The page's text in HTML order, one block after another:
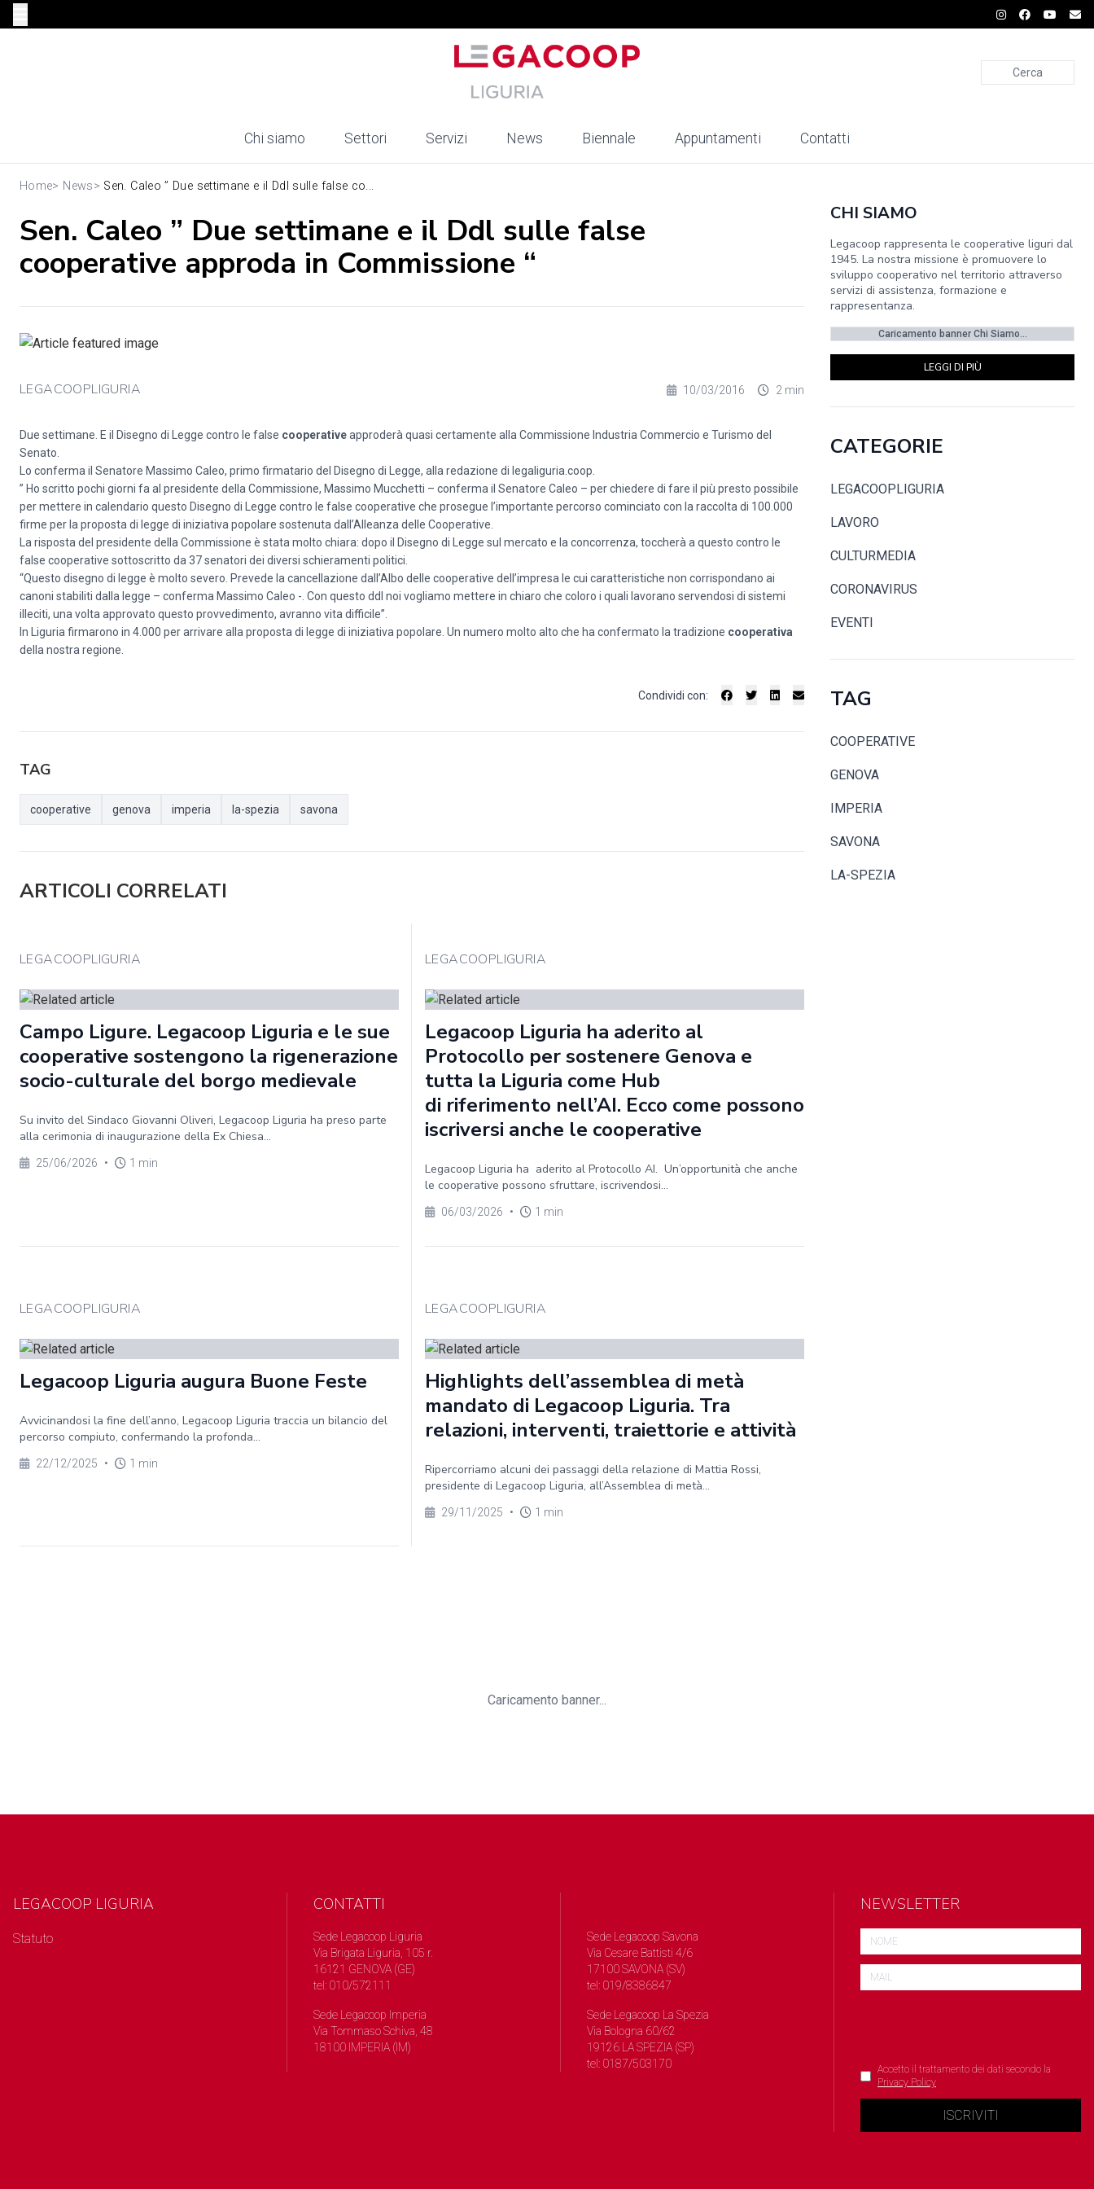
Cerca
Chi siamo Settori Servizi News Biennale Appuntamenti Contatti
Home> News> Sen. Caleo ” Due settimane e il Ddl sulle false co...
Sen. Caleo ” Due settimane e il Ddl sulle false
cooperative approda in Commissione “
LEGACOOPLIGURIA 10/03/2016 2 min
Due settimane. E il Disegno di Legge contro le false cooperativeapproderà quasi certamente alla Commissione Industria Commercio e Turismo del
Senato.
Lo conferma il Senatore Massimo Caleo, primo firmatario del Disegno di Legge, alla redazione di legaliguria.coop.
” Ho scritto pochi giorni fa al presidente della Commissione, Massimo Mucchetti – conferma il Senatore Caleo – per chiedere di fare il più presto possibile
per mettere in calendario questo Disegno di Legge contro le false cooperative che prosegue l’importante percorso cominciato con la raccolta di 100.000
firme per la proposta di legge di iniziativa popolare sostenuta dall’Alleanza delle Cooperative.
La risposta del presidente della Commissione è stata molto chiara: dopo il Disegno di Legge sul mercato e la concorrenza, toccherà a questo contro le
false cooperative sottoscritto da 37 senatori dei diversi schieramenti politici.
“Questo disegno di legge è molto severo. Prevede la cancellazione dall’Albo delle cooperative dell’impresa le cui caratteristiche non corrispondano ai
canoni stabiliti dalla legge – conferma Massimo Caleo -. Con questo ddl noi vogliamo mettere in chiaro che coloro i quali lavorano servendosi di sistemi
illeciti, una volta approvato questo provvedimento, avranno vita difficile”.
In Liguria firmarono in 4.000 per arrivare alla proposta di legge di iniziativa popolare. Un numero molto alto che ha confermato la tradizione cooperativa
della nostra regione.
Condividi con:
TAG
cooperative genova imperia la-spezia savona
ARTICOLI CORRELATI
LEGACOOPLIGURIA
Campo Ligure. Legacoop Liguria e le sue
cooperative sostengono la rigenerazione
socio-culturale del borgo medievale
Su invito del Sindaco Giovanni Oliveri, Legacoop Liguria ha preso parte
alla cerimonia di inaugurazione della Ex Chiesa...
25/06/2026 • 1 min
LEGACOOPLIGURIA
Legacoop Liguria ha aderito al
Protocollo per sostenere Genova e
tutta la Liguria come Hub
di riferimento nell’AI. Ecco come possono
iscriversi anche le cooperative
Legacoop Liguria ha aderito al Protocollo AI. Un’opportunità che anche
le cooperative possono sfruttare, iscrivendosi...
06/03/2026 • 1 min
LEGACOOPLIGURIA
Legacoop Liguria augura Buone Feste
Avvicinandosi la fine dell’anno, Legacoop Liguria traccia un bilancio del
percorso compiuto, confermando la profonda...
22/12/2025 • 1 min
LEGACOOPLIGURIA
Highlights dell’assemblea di metà
mandato di Legacoop Liguria. Tra
relazioni, interventi, traiettorie e attività
Ripercorriamo alcuni dei passaggi della relazione di Mattia Rossi,
presidente di Legacoop Liguria, all’Assemblea di metà...
29/11/2025 • 1 min
CHI SIAMO
Legacoop rappresenta le cooperative liguri dal
1945. La nostra missione è promuovere lo
sviluppo cooperativo nel territorio attraverso
servizi di assistenza, formazione e
rappresentanza.
Caricamento banner Chi Siamo...
LEGGI DI PIÙ
CATEGORIE
LEGACOOPLIGURIA
LAVORO
CULTURMEDIA
CORONAVIRUS
EVENTI
TAG
COOPERATIVE
GENOVA
IMPERIA
SAVONA
LA-SPEZIA
Caricamento banner...
LEGACOOP LIGURIA
Statuto
CONTATTI
Sede Legacoop Liguria
Via Brigata Liguria, 105 r.
16121 GENOVA (GE)
tel: 010/572111
Sede Legacoop Imperia
Via Tommaso Schiva, 48
18100 IMPERIA (IM)
Sede Legacoop Savona
Via Cesare Battisti 4/6
17100 SAVONA (SV)
tel: 019/8386847
Sede Legacoop La Spezia
Via Bologna 60/62
19126 LA SPEZIA (SP)
tel: 0187/503170
NEWSLETTER
Accetto il trattamento dei dati secondo la
Privacy Policy
ISCRIVITI